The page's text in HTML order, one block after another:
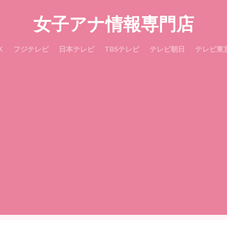
女子アナ情報専門店
フジテレビ 日本テレビ TBSテレビ テレビ朝日 テレビ東